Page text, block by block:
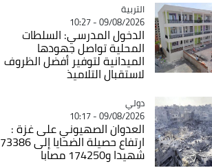
Catégorie
التربية
09/08/2026 - 10:27
الدخول المدرسي: السلطات
المحلية تواصل جهودها
الميدانية لتوفير أفضل الظروف
لاستقبال التلاميذ
Catégorie
دولي
09/08/2026 - 10:17
العدوان الصهيوني على غزة :
ارتفاع حصيلة الضحايا إلى 73386
شهيدا و174250 مصابا